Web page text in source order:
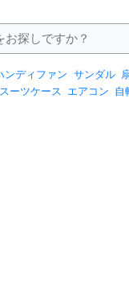
ンディファン サンダル
スーツケース エアコン 自